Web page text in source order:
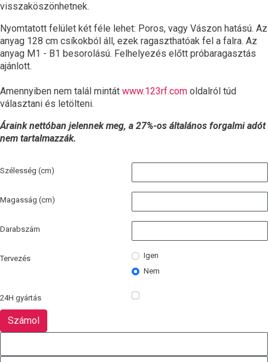
visszaköszönhetnek.
Nyomtatott felület két féle lehet: Poros, vagy Vászon hatású. Az
anyag 128 cm csíkokból áll, ezek ragaszthatóak fel a falra. Az
anyag M1 - B1 besorolású. Felhelyezés előtt próbaragasztás
ajánlott.
Amennyiben nem talál mintát www.123rf.com oldalról túd
választani és letölteni.
Áraink nettóban jelennek meg, a 27%-os általános forgalmi adót
nem tartalmazzák.
Szélesség (cm)
Magasság (cm)
Darabszám
Tervezés
Igen
Nem
24H gyártás